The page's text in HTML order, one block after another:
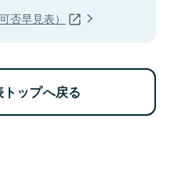
否早見表）
ップへ戻る